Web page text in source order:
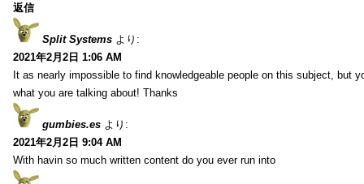
返信
Split Systems より:
2021年2月2日 1:06 AM
It as nearly impossible to find knowledgeable people on this subject, but
what you are talking about! Thanks
gumbies.es より:
2021年2月2日 9:04 AM
With havin so much written content do you ever run into